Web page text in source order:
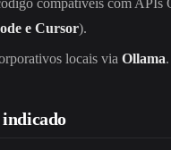
compatíveis com APIs
e Cursor).
locais via Ollama.
indicado